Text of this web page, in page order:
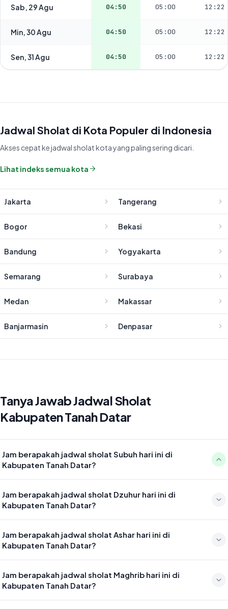
Sab, 29 Agu 04:50 05:00 12:22
Min, 30 Agu 04:50 05:00 12:22
Sen, 31 Agu 04:50 05:00 12:22
Jadwal Sholat di Kota Populer di Indonesia
Akses cepat ke jadwal sholat kota yang paling sering dicari.
Lihat indeks semua kota
Jakarta Tangerang
Bogor Bekasi
Bandung Yogyakarta
Semarang Surabaya
Medan Makassar
Banjarmasin Denpasar
Tanya Jawab Jadwal Sholat
Kabupaten Tanah Datar
Jam berapakah jadwal sholat Subuh hari ini di
Kabupaten Tanah Datar?
05:03
Jam berapakah jadwal sholat Dzuhur hari ini di
Kabupaten Tanah Datar?
12:27
Jam berapakah jadwal sholat Ashar hari ini di
Kabupaten Tanah Datar?
15:47
Jam berapakah jadwal sholat Maghrib hari ini di
Kabupaten Tanah Datar?